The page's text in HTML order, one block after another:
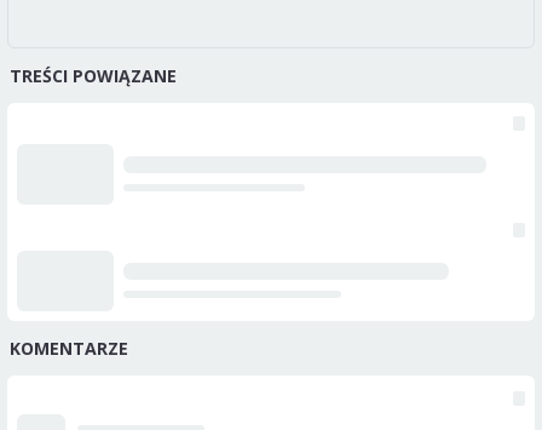
TREŚCI POWIĄZANE
KOMENTARZE